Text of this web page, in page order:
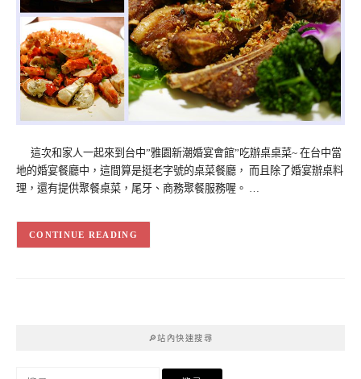
這次和家人一起來到台中”雅園新潮婚宴會館”吃辦桌桌菜~ 在台中當
地的婚宴餐廳中，這間算是挺老字號的桌菜餐廳， 而且除了婚宴辦桌料
理，還有提供聚餐桌菜，尾牙、商務聚餐服務喔。 …
CONTINUE READING
🔎站內快速搜尋